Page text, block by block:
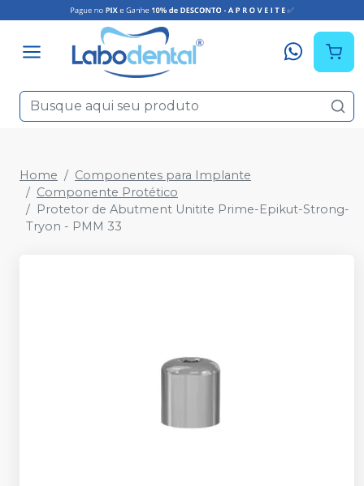
Home
Componentes para Implante
Componente Protético
Protetor de Abutment Unitite Prime-Epikut-Strong-
Tryon - PMM 33